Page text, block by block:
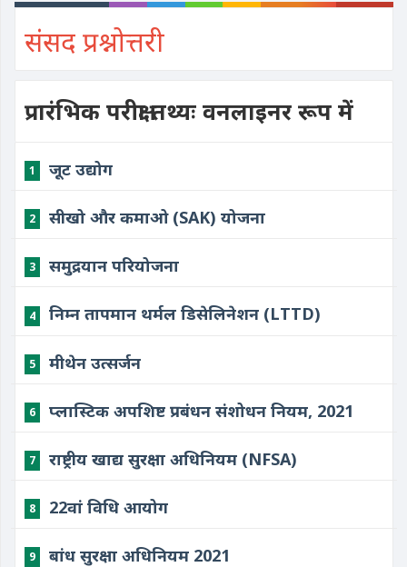
संसद प्रश्नोत्तरी
प्रारंभिक परीक्षा तथ्यः वनलाइनर रूप में
1 जूट उद्योग
2 सीखो और कमाओ (SAK) योजना
3 समुद्रयान परियोजना
4 निम्न तापमान थर्मल डिसेलिनेशन (LTTD)
5 मीथेन उत्सर्जन
6 प्लास्टिक अपशिष्ट प्रबंधन संशोधन नियम, 2021
7 राष्ट्रीय खाद्य सुरक्षा अधिनियम (NFSA)
8 22वां विधि आयोग
9 बांध सुरक्षा अधिनियम 2021